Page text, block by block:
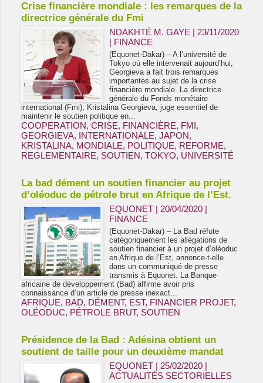
Crise financière mondiale : les remarques de la
directrice générale du Fmi
NDAKHTÉ M. GAYE | 23/11/2020
| FINANCE
(Equonet-Dakar) – A l’université de
Tokyo où elle intervenait aujourd’hui,
Georgieva a fait trois remarques
importantes au sujet de la crise
financière mondiale. La directrice
générale du Fonds monétaire
international (Fmi), Kristalina Georgieva, juge essentiel de
maintenir le soutien politique en...
COOPERATION, CRISE, FINANCIÈRE, FMI,
GEORGIEVA, INTERNATIONALE, JAPON,
KRISTALINA, MONDIALE, POLITIQUE, REFORME,
REGLEMENTAIRE, SOUTIEN, TOKYO, UNIVERSITÉ
La bad dément un soutien financier au projet
d’oléoduc de pétrole brut en Afrique de l’Est.
EQUONET | 20/04/2020 |
FINANCE
(Equonet-Dakar) – La Bad réfute
catégoriquement les allégations de
soutien financier à un projet d’oléoduc
en Afrique de l’Est, annonce-t-elle
dans un communiqué de presse
transmis à Equonet. La Banque
africaine de développement (Bad) affirme avoir pris
connaissance d’un article de presse inexact...
AFRIQUE, BAD, DÉMENT, EST, FINANCIER PROJET,
OLÉODUC, PÉTROLE BRUT, SOUTIEN
Présidence de la Bad : Adésina obtient un
soutient de taille pour un deuxième mandat
EQUONET | 25/02/2020 |
ACTUALITÉS SECTORIELLES